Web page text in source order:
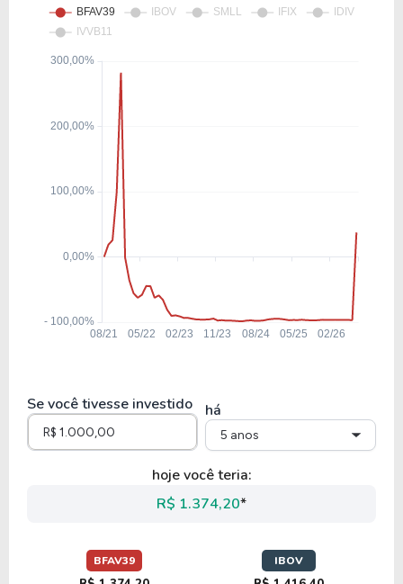
Se você tivesse investido há
5 anos
hoje você teria:
R$ 1.374,20*
BFAV39 IBOV